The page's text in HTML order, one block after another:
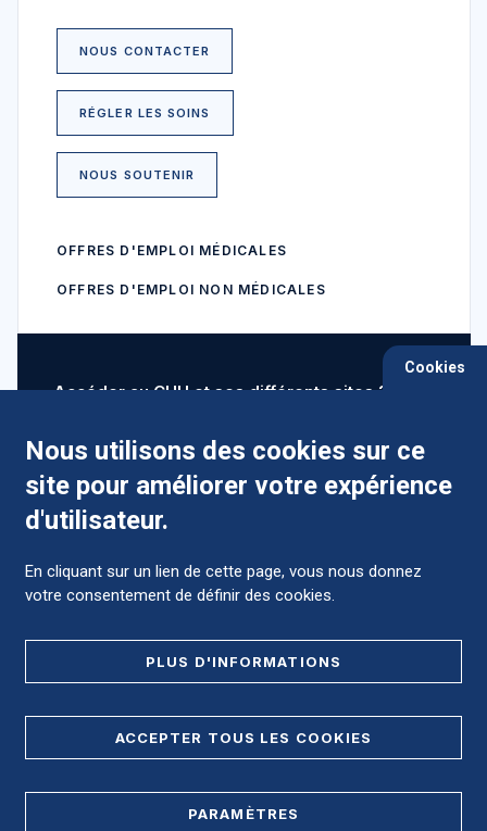
NOUS CONTACTER
RÉGLER LES SOINS
NOUS SOUTENIR
OFFRES D'EMPLOI MÉDICALES
OFFRES D'EMPLOI NON MÉDICALES
Accéder au CHU et ses différents sites ?
Comment préparer mon hospitalisation ?
PLAN DE SITE
Cookies
Nous utilisons des cookies sur ce
site pour améliorer votre expérience
d'utilisateur.
En cliquant sur un lien de cette page, vous nous donnez
votre consentement de définir des cookies.
PLUS D'INFORMATIONS
ACCEPTER TOUS LES COOKIES
PARAMÈTRES